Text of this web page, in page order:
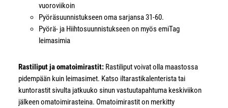
vuoroviikoin
Pyöräsuunnistukseen oma sarjansa 31-60.
Pyörä- ja Hiihtosuunnistukseen on myös emiTag
leimasimia
Rastiliput ja omatoimirastit: Rastiliput voivat olla maastossa
pidempään kuin leimasimet. Katso iltarastikalenterista tai
kuntorastit sivulta jatkuuko sinun vastuutapahtuma keskiviikon
jälkeen omatoimirasteina. Omatoimirastit on merkitty